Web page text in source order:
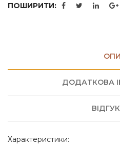
ПОШИРИТИ:
ДОДАТКОВА
Характеристики: